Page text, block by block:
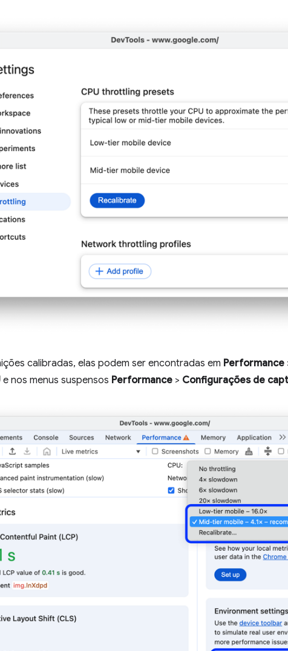
calibradas, elas podem ser encontradas em Performance
e nos menus suspensos Performance > Configurações de